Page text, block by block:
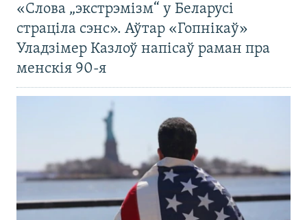
«Слова „экстрэмізм“ у Беларусі
страціла сэнс». Аўтар «Гопнікаў»
Уладзімер Казлоў напісаў раман пра
менскія 90-я